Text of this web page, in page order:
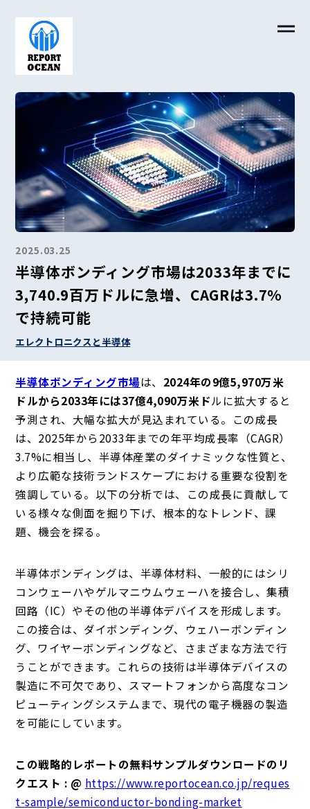
2025.03.25
半導体ボンディング市場は2033年までに
3,740.9百万ドルに急増、CAGRは3.7%
で持続可能
エレクトロニクスと半導体
半導体ボンディング市場は、 2024年の9億5,970万米
ドルから2033年には37億4,090万米ドルに拡大すると
予測され、大幅な拡大が見込まれている。この成長
は、2025年から2033年までの年平均成長率（CAGR）
3.7%に相当し、半導体産業のダイナミックな性質と、
より広範な技術ランドスケープにおける重要な役割を
強調している。以下の分析では、この成長に貢献して
いる様々な側面を掘り下げ、根本的なトレンド、課
題、機会を探る。
半導体ボンディングは、半導体材料、一般的にはシリ
コンウェーハやゲルマニウムウェーハを接合し、集積
回路（IC）やその他の半導体デバイスを形成します。
この接合は、ダイボンディング、ウェハーボンディン
グ、ワイヤーボンディングなど、さまざまな方法で行
うことができます。これらの技術は半導体デバイスの
製造に不可欠であり、スマートフォンから高度なコン
ピューティングシステムまで、現代の電子機器の製造
を可能にしています。
この戦略的レポートの無料サンプルダウンロードのリ
クエスト : @ https://www.reportocean.co.jp/reques
t-sample/semiconductor-bonding-market